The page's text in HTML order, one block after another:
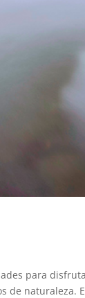
para
naturaleza.